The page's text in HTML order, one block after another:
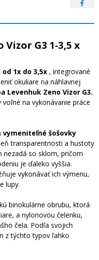
G3 1-3,5 x
1x do 3,5x , integrované
okuliare na náhlavnej
Levenhuk Zeno Vizor G3.
na vykonávanie práce
vymeniteľné šošovky
transparentnosti a hustoty
so sklom, pričom
je ďaleko vyššia.
vykonávať ich výmenu,
lupy.
binokulárne obrubu, ktorá
a nylonovou čelenku,
čela. Podľa svojich
z týchto typov ľahko